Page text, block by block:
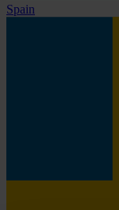
Spain